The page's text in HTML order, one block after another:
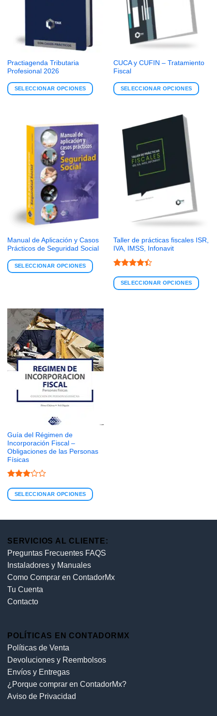
Practiagenda Tributaria
Profesional 2026
SELECCIONAR OPCIONES
CUCA y CUFIN – Tratamiento
Fiscal
SELECCIONAR OPCIONES
Manual de Aplicación y Casos
Prácticos de Seguridad Social
SELECCIONAR OPCIONES
Taller de prácticas fiscales ISR,
IVA, IMSS, Infonavit
con4.4
de 5
SELECCIONAR OPCIONES
Guía del Régimen de
Incorporación Fiscal –
Obligaciones de las Personas
Físicas
con3
de 5
SELECCIONAR OPCIONES
SERVICIOS AL CLIENTE:
Preguntas Frecuentes FAQS
Instaladores y Manuales
Como Comprar en ContadorMx
Tu Cuenta
Contacto
POLÍTICAS EN CONTADORMX
Políticas de Venta
Devoluciones y Reembolsos
Envíos y Entregas
¿Porque comprar en ContadorMx?
Aviso de Privacidad